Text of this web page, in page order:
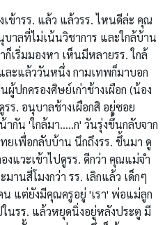
เข้ารร. แล้ว แล้วรร. ไหนดีล่ะ คุณ
าลที่ไม่เน้นวิชาการ และใกล้บ้าน
ก็เริ่มมองหา เห็นมีหลายรร. ใกล้
ละแล้ววันหนึ่ง กามเทพก็มาบอก
ปกครองศิษย์เก่าช้างเผือก (น้อง
ร. อนุบาลช้างเผือกสิ อยู่ซอย
กัน 'ใกล้มา.....ก' วันรุ่งขึ้นกลับจาก
ยเพื่อกลับบ้าน นึกถึงรร. ขึ้นมา ดู
งแวะเข้าไปดูรร. ดีกว่า คุณแม่จำ
านสี่โมงกว่า รร. เลิกแล้ว เด็กๆ
แต่ยังมีคุณครูอยู่ 'เรา' พ่อแม่ลูก
ในรร. แล้วหยุดนิ่งอยู่หลังประตู มี